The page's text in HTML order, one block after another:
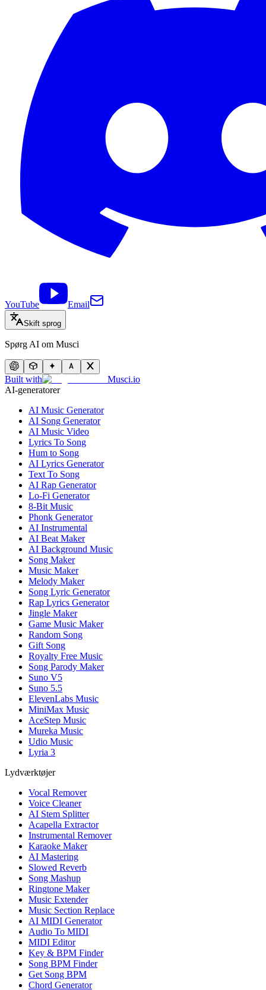
YouTube Email
Skift sprog
Spørg AI om Musci
Built with
Musci.io
AI-generatorer
AI Music Generator
AI Song Generator
AI Music Video
Lyrics To Song
Hum to Song
AI Lyrics Generator
Text To Song
AI Rap Generator
Lo-Fi Generator
8-Bit Music
Phonk Generator
AI Instrumental
AI Beat Maker
AI Background Music
Song Maker
Music Maker
Melody Maker
Song Lyric Generator
Rap Lyrics Generator
Jingle Maker
Game Music Maker
Random Song
Gift Song
Royalty Free Music
Song Parody Maker
Suno V5
Suno 5.5
ElevenLabs Music
MiniMax Music
AceStep Music
Mureka Music
Udio Music
Lyria 3
Lydværktøjer
Vocal Remover
Voice Cleaner
AI Stem Splitter
Acapella Extractor
Instrumental Remover
Karaoke Maker
AI Mastering
Slowed Reverb
Song Mashup
Ringtone Maker
Music Extender
Music Section Replace
AI MIDI Generator
Audio To MIDI
MIDI Editor
Key & BPM Finder
Song BPM Finder
Get Song BPM
Chord Generator